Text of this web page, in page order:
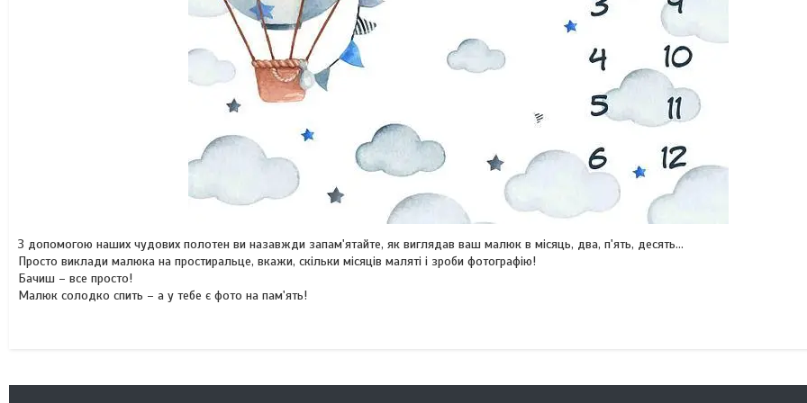
З допомогою наших чудових полотен ви назавжди запам'ятайте, як виглядав ваш малюк в місяць, два, п'ять, десять...
Просто виклади малюка на простиральце, вкажи, скільки місяців маляті і зроби фотографію!
Бачиш – все просто!
Малюк солодко спить – а у тебе є фото на пам'ять!